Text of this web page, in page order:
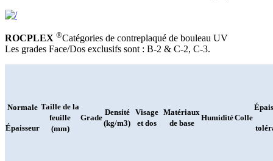
ROCPLEX ®Catégories de contreplaqué de bouleau UV
Les grades Face/Dos exclusifs sont : B-2 & C-2, C-3.
Normale
Épaisseur
Taille de la
feuille
(mm)
Grade
Densité
(kg/m3)
Colle
Visage
et dos
Matériaux
de base
Humidité